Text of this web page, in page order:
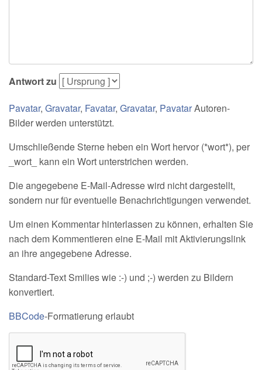
Antwort zu
Pavatar, Gravatar, Favatar, Gravatar, PavatarAutoren-
Bilder werden unterstützt.
Umschließende Sterne heben ein Wort hervor (*wort*), per
_wort_ kann ein Wort unterstrichen werden.
Die angegebene E-Mail-Adresse wird nicht dargestellt,
sondern nur für eventuelle Benachrichtigungen verwendet.
Um einen Kommentar hinterlassen zu können, erhalten Sie
nach dem Kommentieren eine E-Mail mit Aktivierungslink
an ihre angegebene Adresse.
Standard-Text Smilies wie :-) und ;-) werden zu Bildern
konvertiert.
BBCode-Formatierung erlaubt